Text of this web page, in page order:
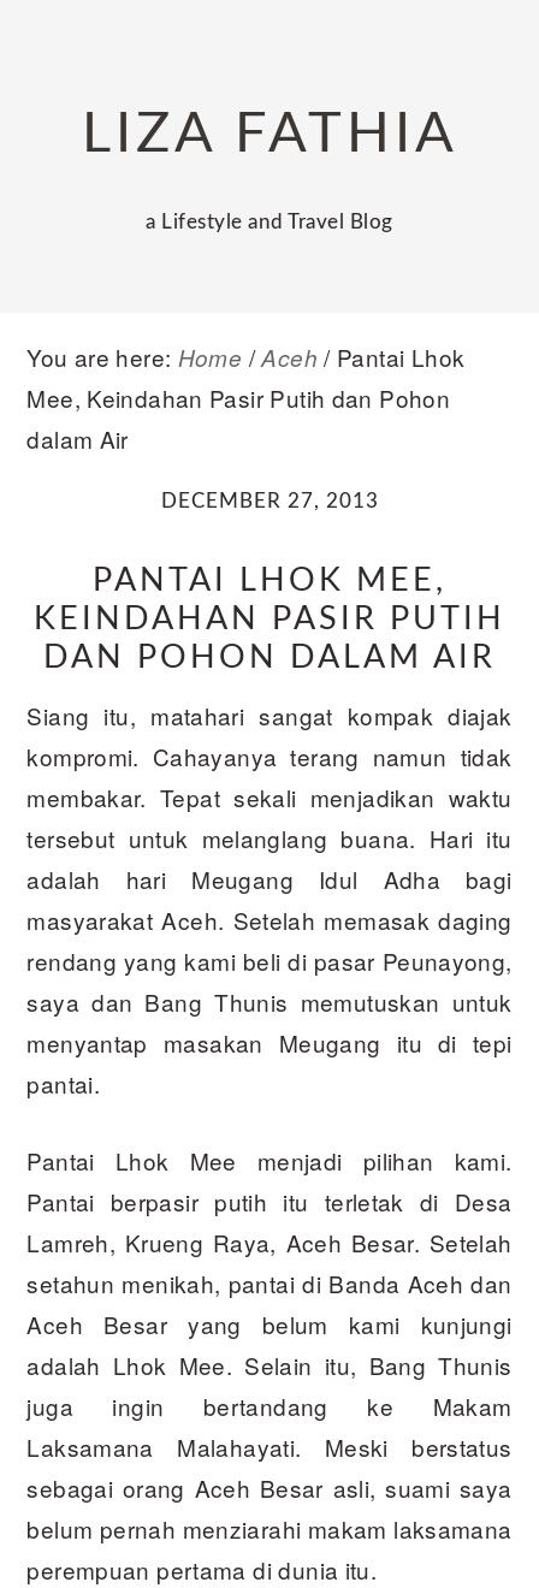
navigationLIZA FATHIA
a Lifestyle and Travel Blog
You are here: Home / Aceh /Pantai Lhok
Mee, Keindahan Pasir Putih dan Pohon
dalam Air
DECEMBER 27, 2013
PANTAI LHOK MEE,
KEINDAHAN PASIR PUTIH
DAN POHON DALAM AIR
Siang itu, matahari sangat kompak diajak
kompromi. Cahayanya terang namun tidak
membakar. Tepat sekali menjadikan waktu
tersebut untuk melanglang buana. Hari itu
adalah hari Meugang Idul Adha bagi
masyarakat Aceh. Setelah memasak daging
rendang yang kami beli di pasar Peunayong,
saya dan Bang Thunis memutuskan untuk
menyantap masakan Meugang itu di tepi
pantai.
Pantai Lhok Mee menjadi pilihan kami.
Pantai berpasir putih itu terletak di Desa
Lamreh, Krueng Raya, Aceh Besar. Setelah
setahun menikah, pantai di Banda Aceh dan
Aceh Besar yang belum kami kunjungi
adalah Lhok Mee. Selain itu, Bang Thunis
juga ingin bertandang ke Makam
Laksamana Malahayati. Meski berstatus
sebagai orang Aceh Besar asli, suami saya
belum pernah menziarahi makam laksamana
perempuan pertama di dunia itu.